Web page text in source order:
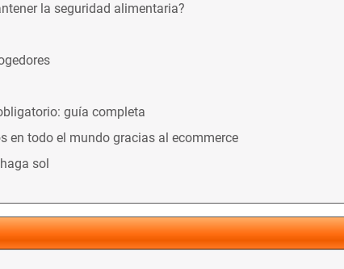
la seguridad alimentaria?
guía completa
en todo el mundo gracias al ecommerce
sol